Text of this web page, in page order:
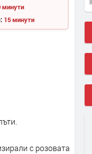
минути
15 минути
с розовата